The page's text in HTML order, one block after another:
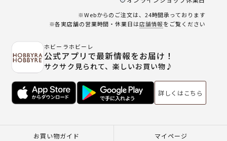
※Webからのご注文は、24時間承っております
※各実店舗の営業時間・休業日は店舗情報をご覧ください
ホビーラホビーレ
公式アプリで最新情報をお届け！
サクサク見られて、楽しいお買い物♪
詳しくはこちら
お買い物ガイド マイページ